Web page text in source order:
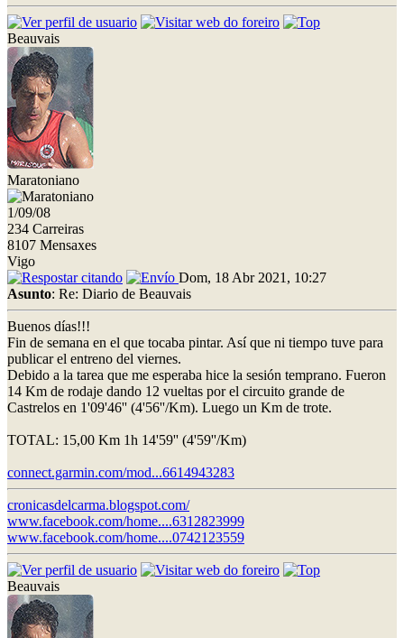
Beauvais
Maratoniano
1/09/08
234 Carreiras
8107 Mensaxes
Vigo
Dom, 18 Abr 2021, 10:27
Asunto: Re: Diario de Beauvais
Buenos días!!!
Fin de semana en el que tocaba pintar. Así que ni tiempo tuve para
publicar el entreno del viernes.
Debido a la tarea que me esperaba hice la sesión temprano. Fueron
14 Km de rodaje dando 12 vueltas por el circuito grande de
Castrelos en 1'09'46'' (4'56''/Km). Luego un Km de trote.
TOTAL: 15,00 Km 1h 14'59'' (4'59''/Km)
connect.garmin.com/mod...6614943283
cronicasdelcarma.blogspot.com/
www.facebook.com/home....6312823999
www.facebook.com/home....0742123559
Beauvais